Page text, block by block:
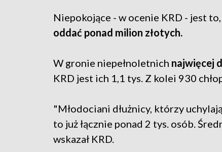
Niepokojące - w ocenie KRD - jest to,
oddać ponad milion złotych.
W gronie niepełnoletnich najwięcej
KRD jest ich 1,1 tys. Z kolei 930
"Młodociani dłużnicy, którzy
to już łącznie ponad 2 tys. osób.
wskazał KRD.